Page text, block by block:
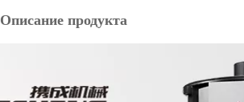
Описание продукта